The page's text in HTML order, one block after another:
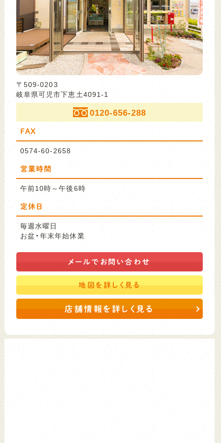
〒509-0203
岐阜県可児市下恵土4091-1
0120-656-288
FAX
0574-60-2658
営業時間
午前10時～午後6時
定休日
毎週水曜日
お盆・年末年始休業
メールで お問い合わせ
地図を詳しく見る
店舗情報を詳しく見る